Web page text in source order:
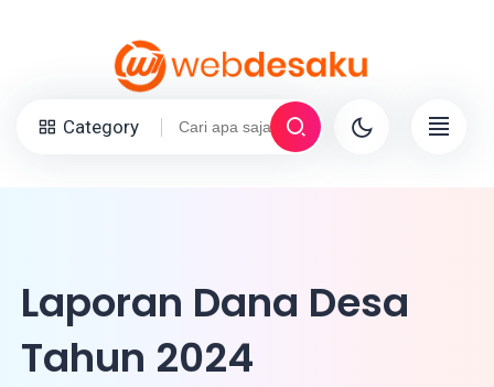
Category
Laporan Dana Desa
Tahun 2024